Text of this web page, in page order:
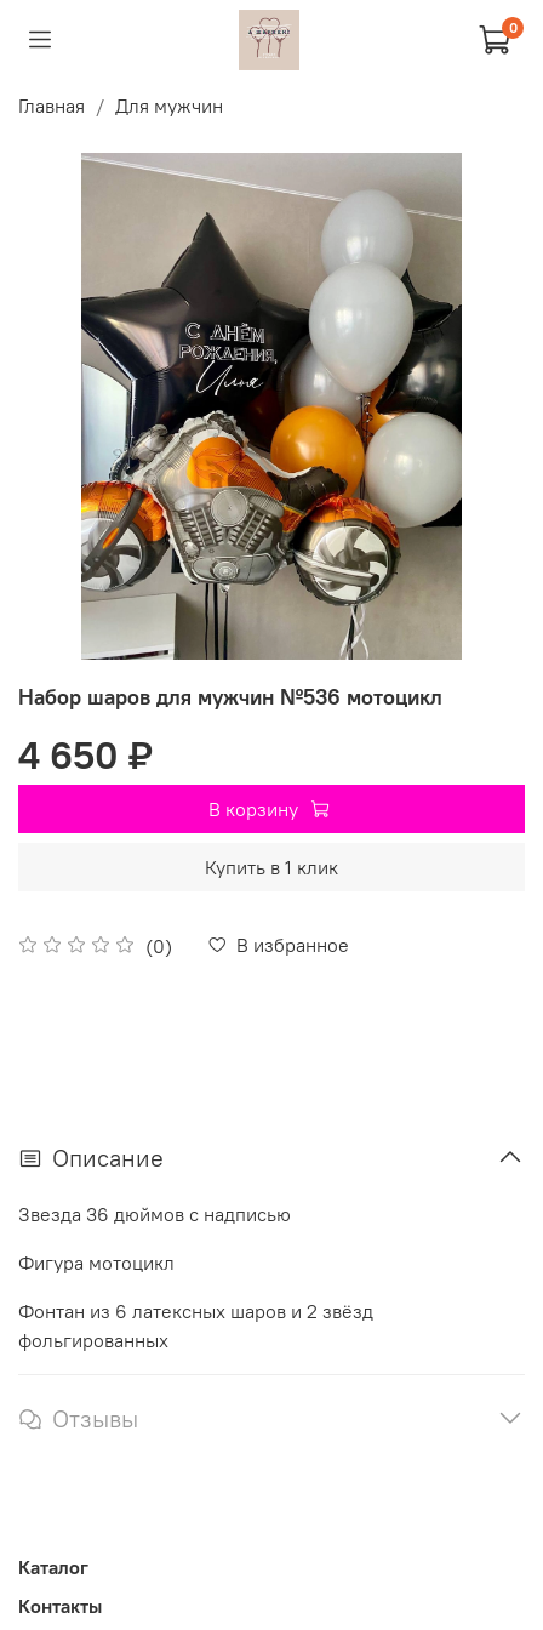
0
Главная Для мужчин
Набор шаров для мужчин №536 мотоцикл
(0) В избранное
4 650 ₽
В корзину
Купить в 1 клик
Описание
Звезда 36 дюймов с надписью
Фигура мотоцикл
Фонтан из 6 латексных шаров и 2 звёзд
фольгированных
Отзывы
Каталог
Контакты